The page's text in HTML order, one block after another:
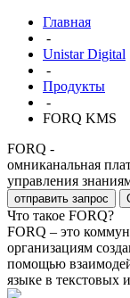
Главная
-
Unistar Digital
-
Продукты
-
FORQ KMS
FORQ -
омниканальная
управления
отправить запрос
Что такое FORQ?
FORQ – это
организациям
помощью
языке в текстовых